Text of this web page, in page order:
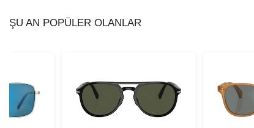
ŞU AN POPÜLER OLANLAR